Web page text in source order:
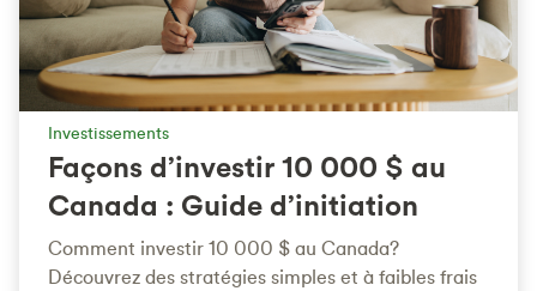
Investissements
Façons d’investir 10 000 $ au
Canada : Guide d’initiation
Comment investir 10 000 $ au Canada?
Découvrez des stratégies simples et à faibles frais